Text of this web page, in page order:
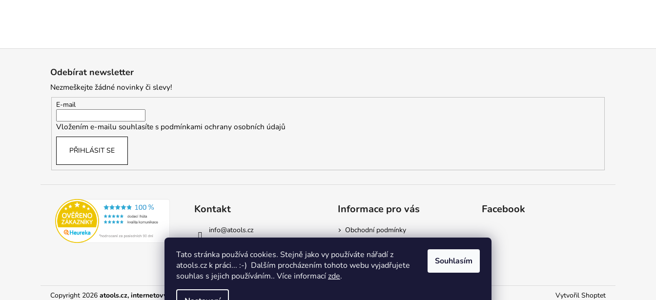
Tato stránka používá cookies. Stejně jako vy používáte nářadí z
atools.cz k práci... :-) Dalším procházením tohoto webu vyjadřujete
souhlas s jejich používáním.. Více informacízde.
Souhlasím
Odebírat newsletter
Nezmeškejte žádné novinky či slevy!
E-mail
Vložením e-mailu souhlasíte s podmínkami ochrany osobních údajů
PŘIHLÁSIT SE
Kontakt
info@atools.cz
Informace pro vás
Obchodní podmínky
Doprava a platba
Kontakty
Facebook
Vytvořil Shoptet
Copyright 2026 atools.cz, internetový obchod s autodílenským nářadím